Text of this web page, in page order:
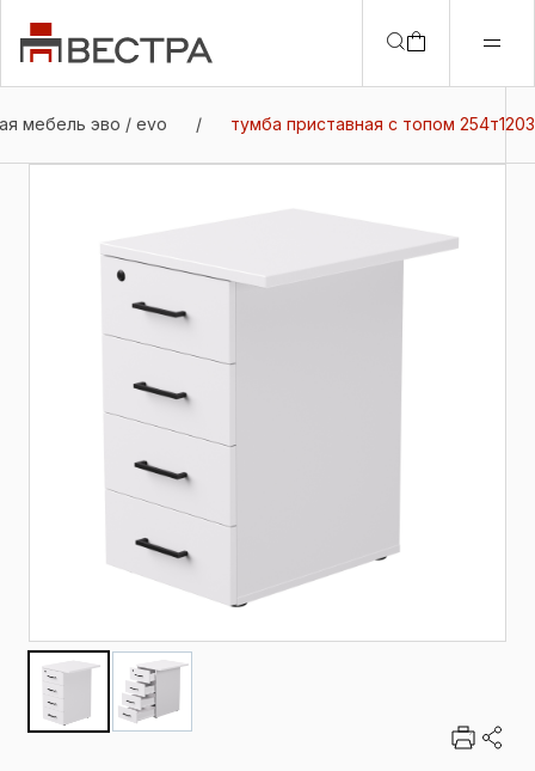
мебель эво / evo / тумба приставная с топом 254т1203